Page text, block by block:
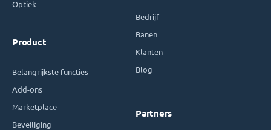
Optiek
Product
Belangrijkste functies
Add-ons
Marketplace
Beveiliging
Bedrijf
Banen
Klanten
Blog
Partners